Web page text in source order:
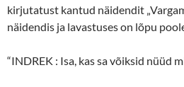
kirjutatust kantud näidendit
näidendis ja lavastuses on lõpu
“INDREK : Isa, kas sa võiksid nüüd